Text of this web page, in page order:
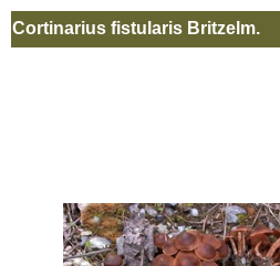
Cortinarius fistularis Britzelm.